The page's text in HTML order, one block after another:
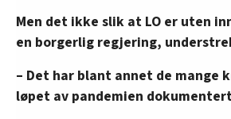
Men det ikke slik at LO er uten
en borgerlig regjering,
– Det har blant annet de mange
løpet av pandemien